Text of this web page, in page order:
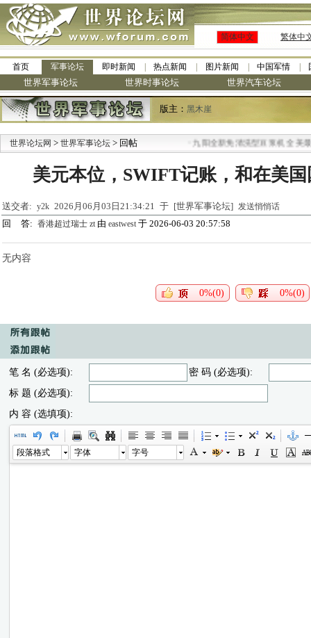
简体中文 繁体中
首页 军事论坛 即时新闻 热点新闻 图片新闻 中国军情
世界军事论坛 世界时事论坛 世界汽车论坛
版主： 黑木崖
世界论坛网 > 世界军事论坛 > 回帖 九阳全新免清洗型豆浆机 全美最低
美元本位，SWIFT记账，和在美
送交者: y2k 2026月06月03日21:34:21 于 [世界军事论坛] 发送悄悄话
回 答: 香港超过瑞士 zt 由 eastwest 于 2026-06-03 20:57:58
无内容
0%(0) 0%(0)
笔 名 (必选项):
密 码 (必选项):
标 题 (必选项):
内 容 (选填项):
段落格式 字体 字号